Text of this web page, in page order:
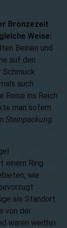
Bronzezeit
Weise:
Beinen und
auf den
Schmuck
auch
Reise ins Reich
man sofern
Steinpackung.
einem Ring
wie
als Standort
von der
waren weithin